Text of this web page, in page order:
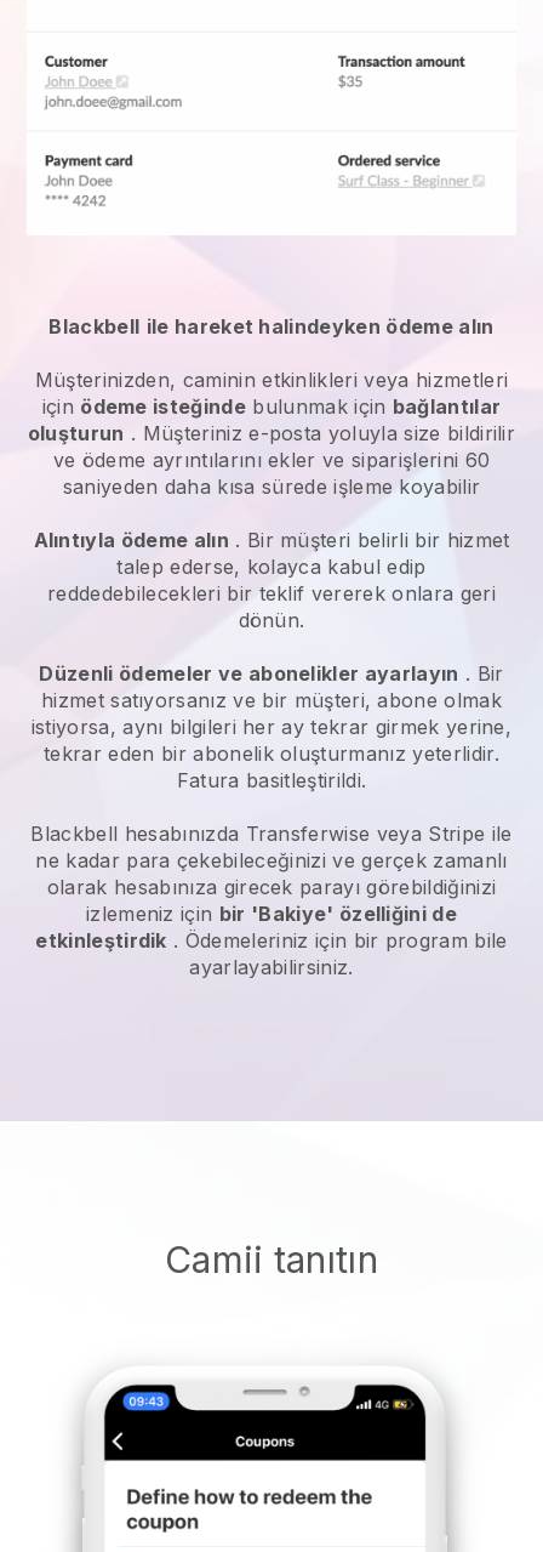
Blackbell ile hareket halindeyken ödeme alın
Müşterinizden, caminin etkinlikleri veya hizmetleri
için ödeme isteğinde bulunmak için bağlantılar
oluşturun . Müşteriniz e-posta yoluyla size bildirilir
ve ödeme ayrıntılarını ekler ve siparişlerini 60
saniyeden daha kısa sürede işleme koyabilir
Alıntıyla ödeme alın . Bir müşteri belirli bir hizmet
talep ederse, kolayca kabul edip
reddedebilecekleri bir teklif vererek onlara geri
dönün.
Düzenli ödemeler ve abonelikler ayarlayın . Bir
hizmet satıyorsanız ve bir müşteri, abone olmak
istiyorsa, aynı bilgileri her ay tekrar girmek yerine,
tekrar eden bir abonelik oluşturmanız yeterlidir.
Fatura basitleştirildi.
Blackbell hesabınızda Transferwise veya Stripe ile
ne kadar para çekebileceğinizi ve gerçek zamanlı
olarak hesabınıza girecek parayı görebildiğinizi
izlemeniz için bir 'Bakiye' özelliğini de
etkinleştirdik . Ödemeleriniz için bir program bile
ayarlayabilirsiniz.
Camii tanıtın